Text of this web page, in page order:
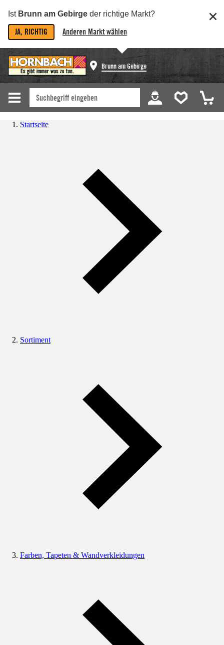
Ist Brunn am Gebirge der richtige Markt?
JA, RICHTIG Anderen Markt wählen
Brunn am Gebirge
Startseite
Sortiment
Farben, Tapeten & Wandverkleidungen